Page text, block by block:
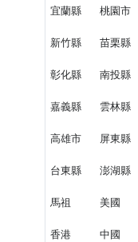
宜蘭縣 桃園市
新竹縣 苗栗縣
彰化縣 南投縣
嘉義縣 雲林縣
高雄市 屏東縣
台東縣 澎湖縣
馬祖 美國
香港 中國